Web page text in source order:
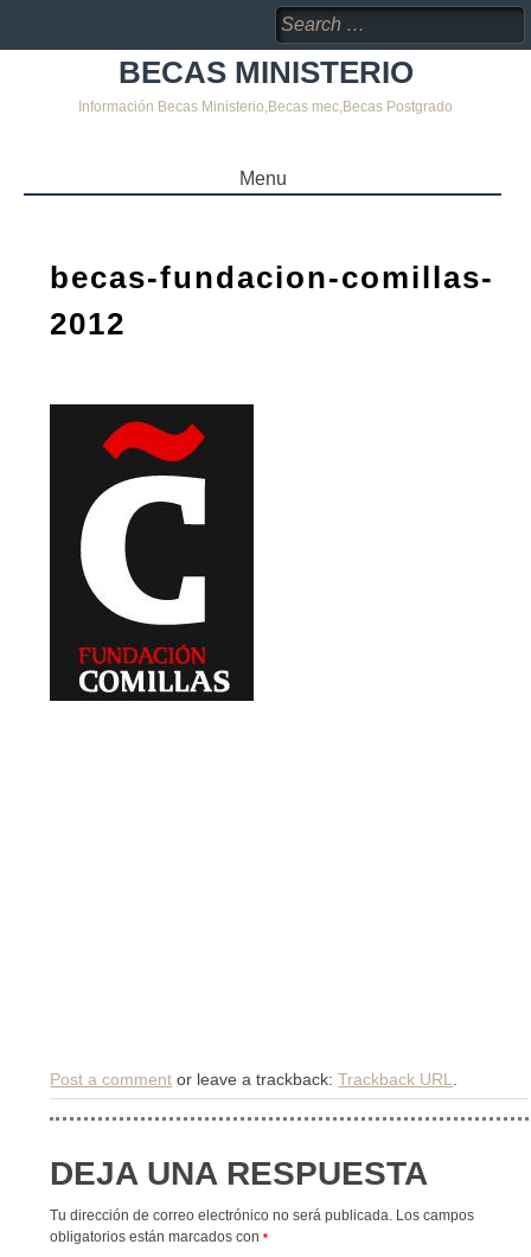
Search
for:
BECAS MINISTERIO
Información Becas Ministerio,Becas mec,Becas Postgrado
Menu
CONTENT
becas-fundacion-comillas-
2012
Post a comment or leave a trackback:Trackback URL
DEJA UNA RESPUESTA
Tu dirección de correo electrónico no será publicada. Los campos
obligatorios están marcados con*